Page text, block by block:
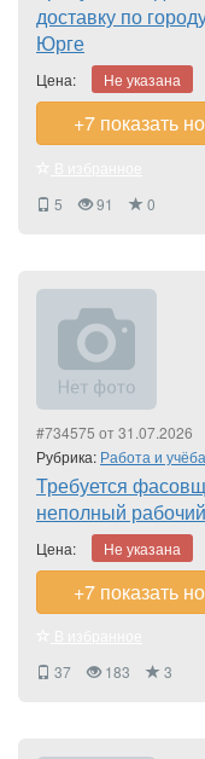
доставку по
Юрге
Цена: Не указана
+7 показать
5
91 0
#734575 от 31.07.2026
Рубрика: Работа и учёба
Требуется
неполный
Цена: Не указана
+7 показать
37
183 3